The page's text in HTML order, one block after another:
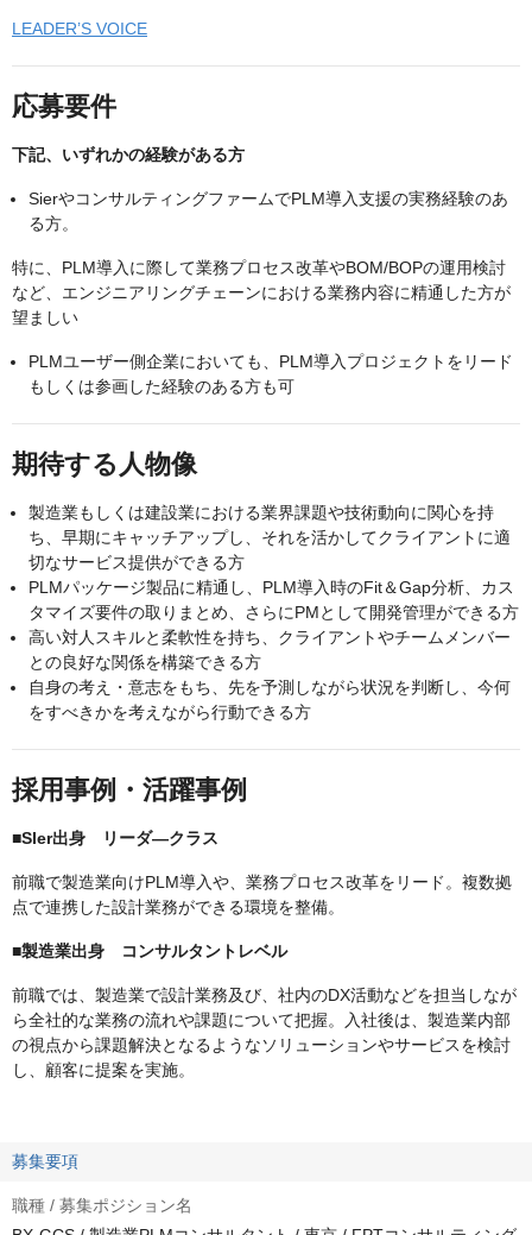
LEADER’S VOICE
応募要件
下記、いずれかの経験がある方
SierやコンサルティングファームでPLM導入支援の実務経験のあ
る方。
特に、PLM導入に際して業務プロセス改革やBOM/BOPの運用検討
など、エンジニアリングチェーンにおける業務内容に精通した方が
望ましい
PLMユーザー側企業においても、PLM導入プロジェクトをリード
もしくは参画した経験のある方も可
期待する人物像
製造業もしくは建設業における業界課題や技術動向に関心を持
ち、早期にキャッチアップし、それを活かしてクライアントに適
切なサービス提供ができる方
PLMパッケージ製品に精通し、PLM導入時のFit＆Gap分析、カス
タマイズ要件の取りまとめ、さらにPMとして開発管理ができる方
高い対人スキルと柔軟性を持ち、クライアントやチームメンバー
との良好な関係を構築できる方
自身の考え・意志をもち、先を予測しながら状況を判断し、今何
をすべきかを考えながら行動できる方
採用事例・活躍事例
■SIer出身 リーダ―クラス
前職で製造業向けPLM導入や、業務プロセス改革をリード。複数拠
点で連携した設計業務ができる環境を整備。
■製造業出身 コンサルタントレベル
前職では、製造業で設計業務及び、社内のDX活動などを担当しなが
ら全社的な業務の流れや課題について把握。入社後は、製造業内部
の視点から課題解決となるようなソリューションやサービスを検討
し、顧客に提案を実施。
募集要項
職種 / 募集ポジション名